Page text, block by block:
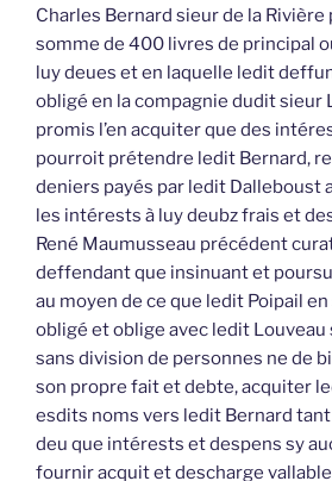
Charles Bernard sieur de la Rivière
somme de 400 livres de principal
luy deues et en laquelle ledit
obligé en la compagnie dudit sieur
promis l’en acquiter que des
pourroit prétendre ledit Bernard,
deniers payés par ledit Dalleboust
les intérests à luy deubz frais et
René Maumusseau précédent
deffendant que insinuant et
au moyen de ce que ledit Poipail
obligé et oblige avec ledit
sans division de personnes ne de
son propre fait et debte, acquiter
esdits noms vers ledit Bernard
deu que intérests et despens sy
fournir acquit et descharge